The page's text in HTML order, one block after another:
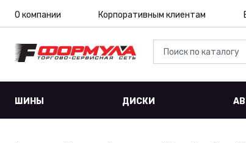
О компании Корпоративным клиентам
ШИНЫ ДИСКИ